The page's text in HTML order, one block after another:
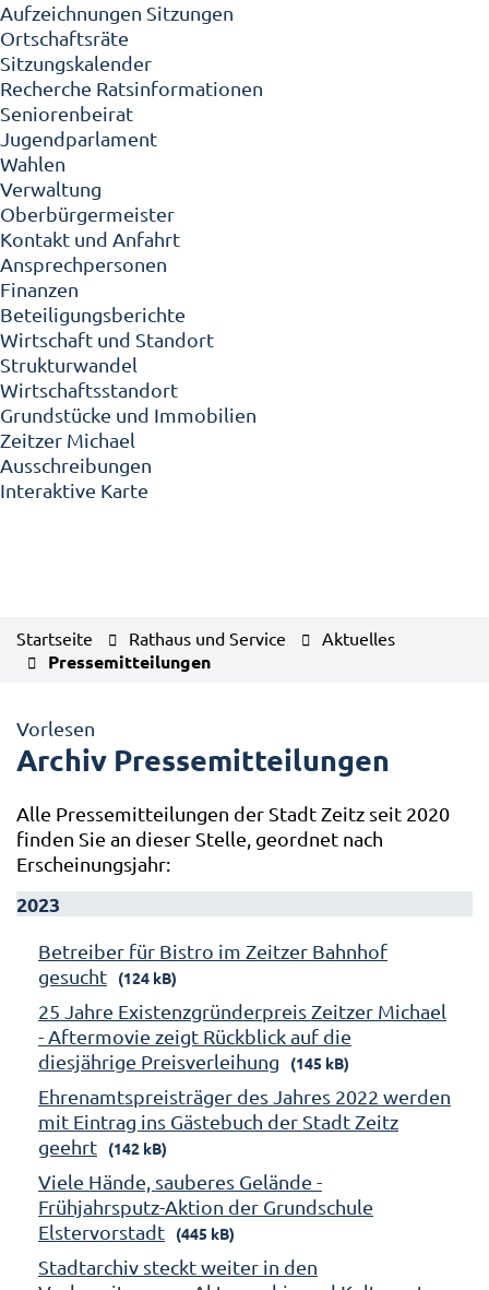
Aufzeichnungen Sitzungen
Ortschaftsräte
Sitzungskalender
Recherche Ratsinformationen
Seniorenbeirat
Jugendparlament
Wahlen
Verwaltung
Oberbürgermeister
Kontakt und Anfahrt
Ansprechpersonen
Finanzen
Beteiligungsberichte
Wirtschaft und Standort
Strukturwandel
Wirtschaftsstandort
Grundstücke und Immobilien
Zeitzer Michael
Ausschreibungen
Interaktive Karte
Startseite Rathaus und Service Aktuelles
Pressemitteilungen
Vorlesen
Archiv Pressemitteilungen
Alle Pressemitteilungen der Stadt Zeitz seit 2020
finden Sie an dieser Stelle, geordnet nach
Erscheinungsjahr:
2023
Betreiber für Bistro im Zeitzer Bahnhof
gesucht
(124 kB)
25 Jahre Existenzgründerpreis Zeitzer Michael
- Aftermovie zeigt Rückblick auf die
diesjährige Preisverleihung
(145 kB)
Ehrenamtspreisträger des Jahres 2022 werden
mit Eintrag ins Gästebuch der Stadt Zeitz
geehrt
(142 kB)
Viele Hände, sauberes Gelände -
Frühjahrsputz-Aktion der Grundschule
Elstervorstadt
(445 kB)
Stadtarchiv steckt weiter in den